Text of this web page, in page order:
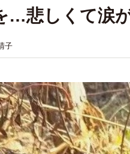
…悲しくて涙が
子